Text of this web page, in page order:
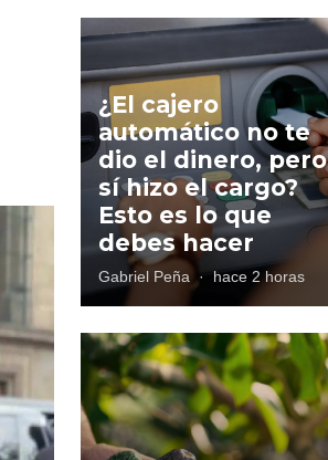
¿El cajero
automático no te
dio el dinero, pero
sí hizo el cargo?
Esto es lo que
debes hacer
Gabriel Peña · hace 2 horas